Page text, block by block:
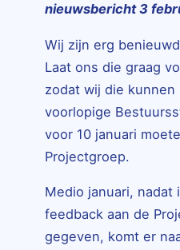
nieuwsbericht 3
Wij zijn erg
Laat ons die graag
zodat wij die kunnen
voorlopige
voor 10 januari
Projectgroep.
Medio januari, nadat
feedback aan de
gegeven, komt er